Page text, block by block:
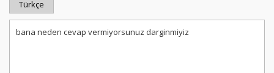
Türkçe